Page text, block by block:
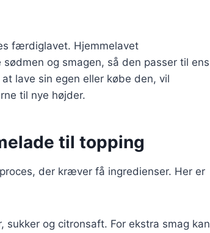
færdiglavet. Hjemmelavet
og smagen, så den passer til ens
lave sin egen eller købe den, vil
til nye højder.
til topping
der kræver få ingredienser. Her er
sukker og citronsaft. For ekstra smag kan